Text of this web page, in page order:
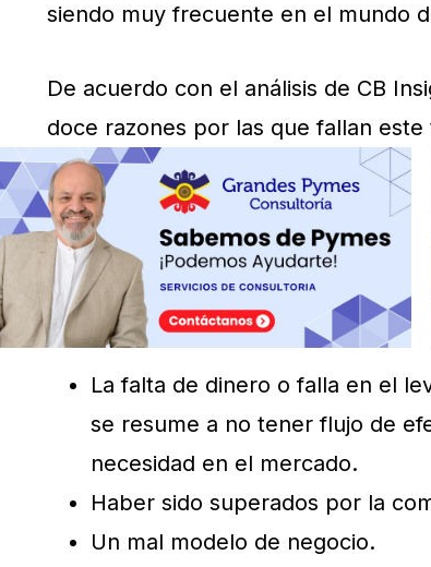
siendo muy frecuente en el mundo
De acuerdo con el análisis de CB
doce razones por las que fallan
La falta de dinero o falla en el
se resume a no tener flujo de
necesidad en el mercado.
Haber sido superados por la
Un mal modelo de negocio.